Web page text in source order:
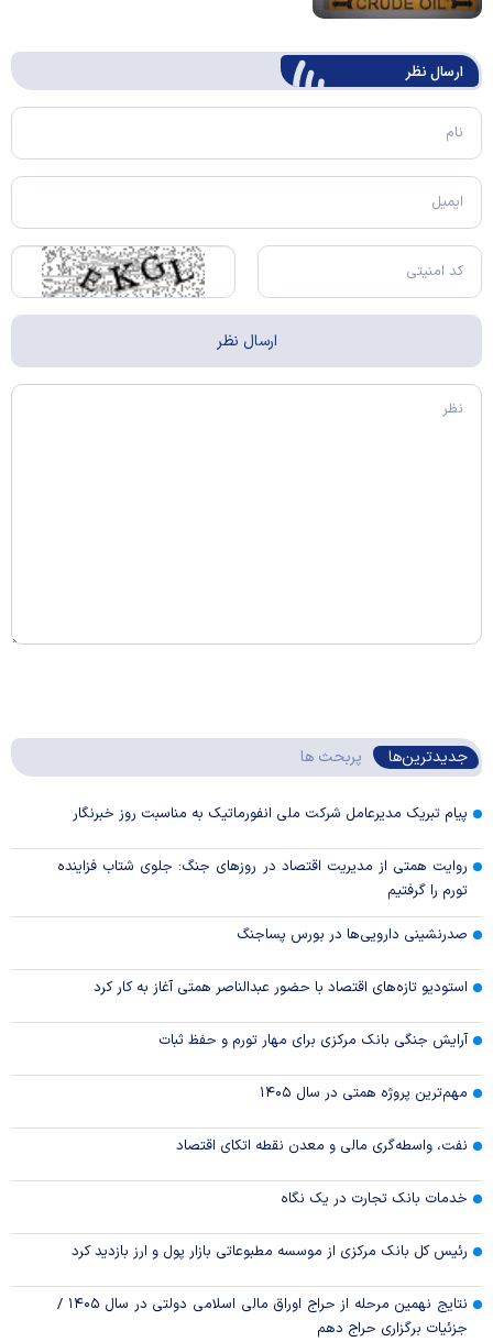
ارسال‌ نظر
جدیدترین‌ها پربحث ها
پیام تبریک مدیرعامل شرکت ملی انفورماتیک به مناسبت روز خبرنگار
روایت همتی از مدیریت اقتصاد در روزهای جنگ: جلوی شتاب فزاینده
تورم را گرفتیم
صدرنشینی دارویی‌ها در بورس پساجنگ
استودیو تازه‌های اقتصاد با حضور عبدالناصر همتی آغاز به کار کرد
آرایش جنگی بانک مرکزی برای مهار تورم و حفظ ثبات
مهم‌ترین پروژه همتی در سال ۱۴۰۵
نفت، واسطه‌گری مالی و معدن نقطه اتکای اقتصاد
خدمات بانک تجارت در یک نگاه
رئیس کل بانک مرکزی از موسسه مطبوعاتی بازار پول و ارز بازدید کرد
نتایج نهمین مرحله از حراج اوراق مالی اسلامی دولتی در سال ۱۴۰۵ /
جزئیات برگزاری حراج دهم